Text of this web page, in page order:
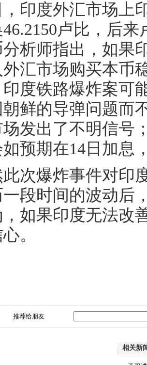
度外汇市场上印
卢比，后
析师指出，如果
汇市场购买本币
度铁路爆炸案可
鲜的导弹问题而
场发出了不明信号
预期在14日加息
爆炸事件对印度
段时间的波动后
，如果印度无法改
。
推荐给朋友
相关新